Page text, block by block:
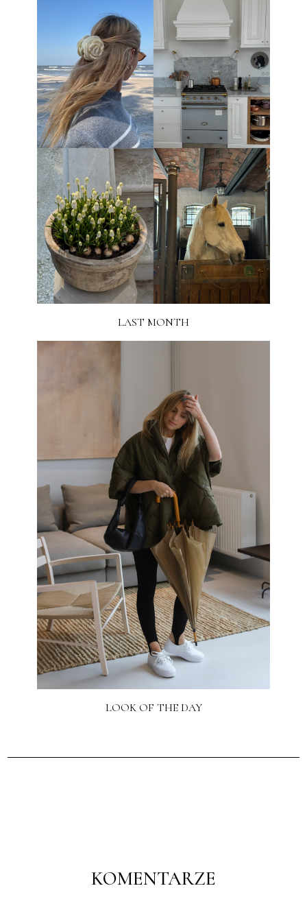
LAST MONTH
LOOK OF THE DAY
KOMENTARZE